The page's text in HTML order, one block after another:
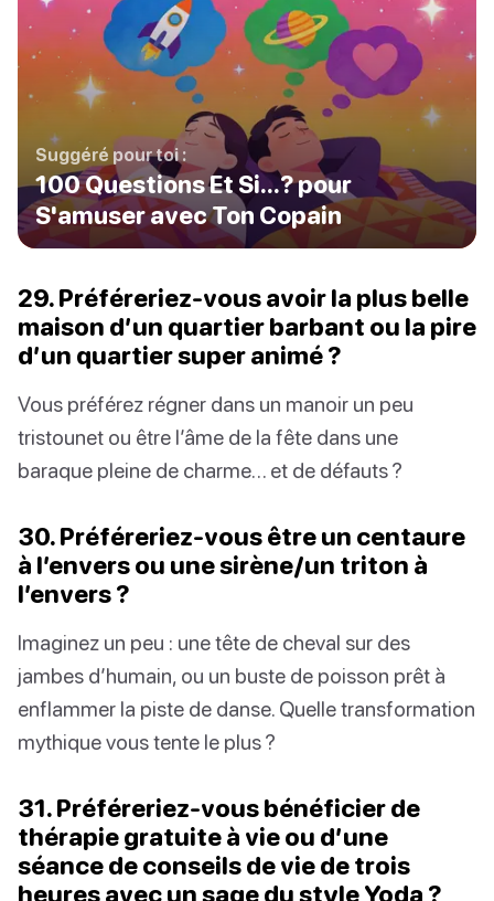
Suggéré pour toi :
100 Questions Et Si...? pour
S'amuser avec Ton Copain
29. Préféreriez-vous avoir la plus belle
maison d’un quartier barbant ou la pire
d’un quartier super animé ?
Vous préférez régner dans un manoir un peu
tristounet ou être l’âme de la fête dans une
baraque pleine de charme… et de défauts ?
30. Préféreriez-vous être un centaure
à l’envers ou une sirène/un triton à
l’envers ?
Imaginez un peu : une tête de cheval sur des
jambes d’humain, ou un buste de poisson prêt à
enflammer la piste de danse. Quelle transformation
mythique vous tente le plus ?
31. Préféreriez-vous bénéficier de
thérapie gratuite à vie ou d’une
séance de conseils de vie de trois
heures avec un sage du style Yoda ?